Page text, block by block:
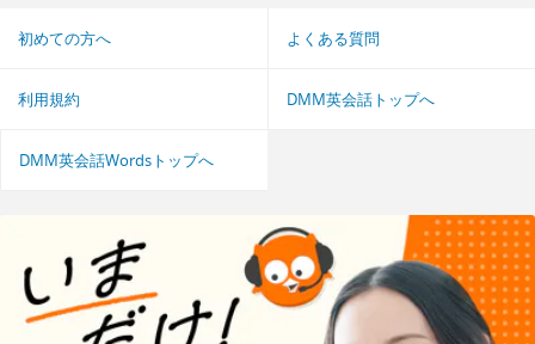
初めての方へ よくある質問
利用規約 DMM英会話トップへ
DMM英会話Wordsトップへ